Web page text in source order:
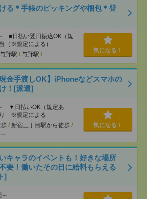
る＊手帳のピッキングや梱包＊登
■日払い翌日振込OK（規
（※規定による）
野駅 / 与野駅 / …
気になる！
現金手渡しOK】iPhoneなどスマホの
！[派遣]
▼日払いOK（規定あ
※規定による
歩 / 新宿三丁目駅から徒歩 /
…
気になる！
キャラのイベントも！好きな場所
要！働いたその日に給料もらえる
]
～